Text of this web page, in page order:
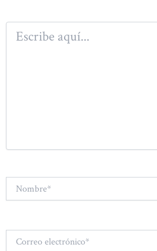
Escribe
aquí...
electrónico*